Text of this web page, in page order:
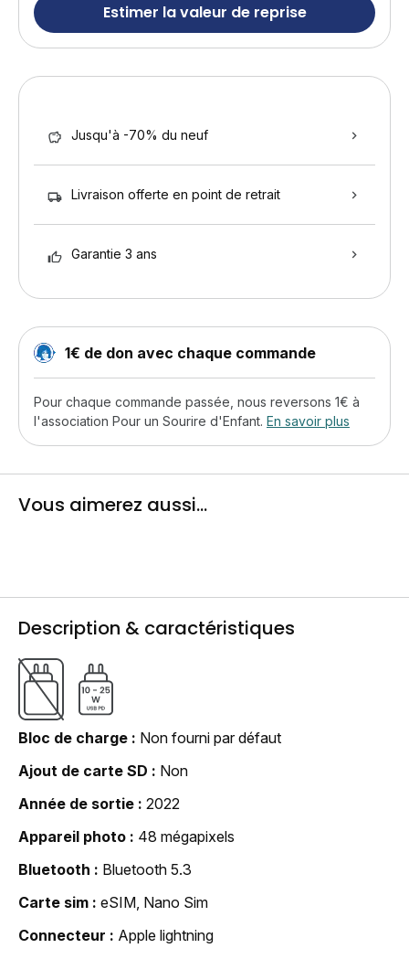
Estimer la valeur de reprise
Jusqu'à -70% du neuf
Livraison offerte en point de retrait
Garantie 3 ans
1€ de don avec chaque commande
Pour chaque commande passée, nous reversons 1€ à
l'association Pour un Sourire d'Enfant. En savoir plus
Vous aimerez aussi...
Description & caractéristiques
Bloc de charge
Non fourni par défaut
Ajout de carte SD
Non
Année de sortie
2022
Appareil photo
48 mégapixels
Bluetooth
Bluetooth 5.3
Carte sim
eSIM, Nano Sim
Connecteur
Apple lightning